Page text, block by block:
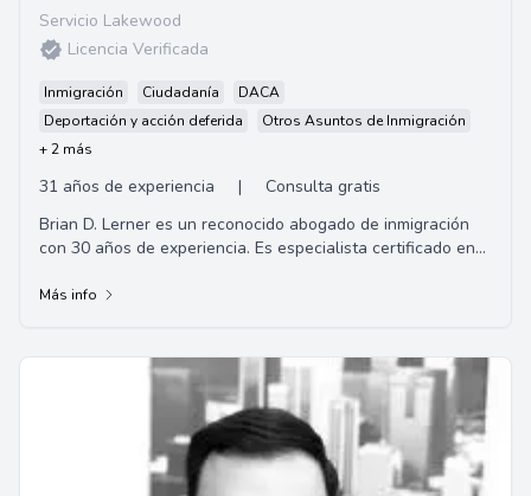
Servicio Lakewood
Licencia Verificada
Inmigración Ciudadanía
DACA
Deportación y acción deferida
Otros Asuntos de Inmigración
+ 2 más
31 años de experiencia |
Consulta gratis
Brian D. Lerner es un reconocido abogado de inmigración
con 30 años de experiencia. Es especialista certificado en
Más info